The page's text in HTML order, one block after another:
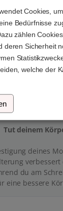
Adapter &
Platz und
Schreibtisch
Tut deinem
deines
verbessert
du am
eine bessere
Cookies,
Bedürfnisse
zählen
deren Sicherheit
welche der